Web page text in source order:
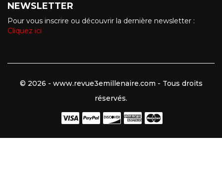
NEWSLETTER
Pour vous inscrire ou découvrir la dernière newsletter :
Cliquez ici
© 2026 - www.revue3emillenaire.com - Tous droits
réservés.